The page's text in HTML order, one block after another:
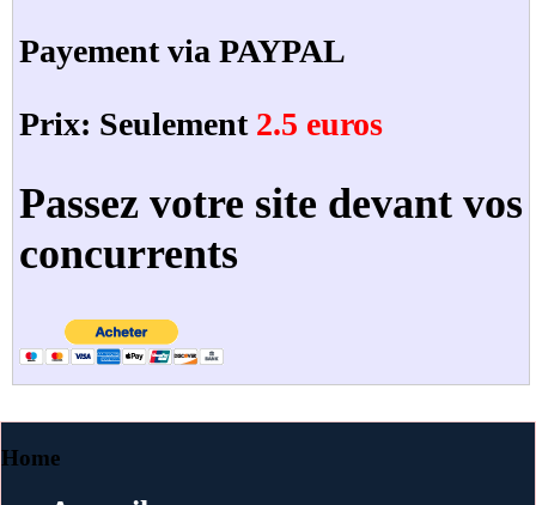
Payement via PAYPAL
Prix: Seulement 2.5 euros
Passez votre site devant vos
concurrents
Home